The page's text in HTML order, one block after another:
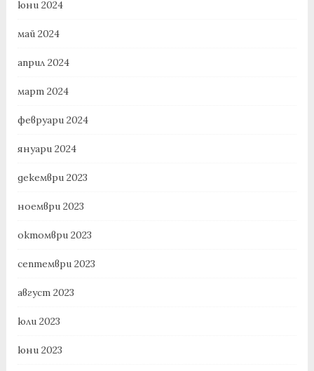
юни 2024
май 2024
април 2024
март 2024
февруари 2024
януари 2024
декември 2023
ноември 2023
октомври 2023
септември 2023
август 2023
юли 2023
юни 2023